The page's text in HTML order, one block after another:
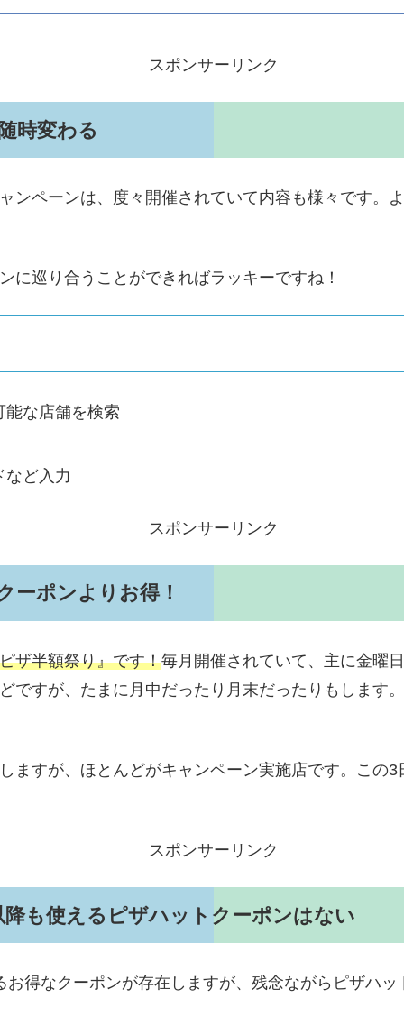
スポンサーリンク
時変わる
ンペーンは、度々開催されていて内容も様々です。よ
に巡り合うことができればラッキーですね！
能な店舗を検索
など入力
スポンサーリンク
ーポンよりお得！
ザ半額祭り』です！毎月開催されていて、主に金曜
ですが、たまに月中だったり月末だったりもします
ますが、ほとんどがキャンペーン実施店です。この
スポンサーリンク
も使えるピザハットクーポンはない
得なクーポンが存在しますが、残念ながらピザハ